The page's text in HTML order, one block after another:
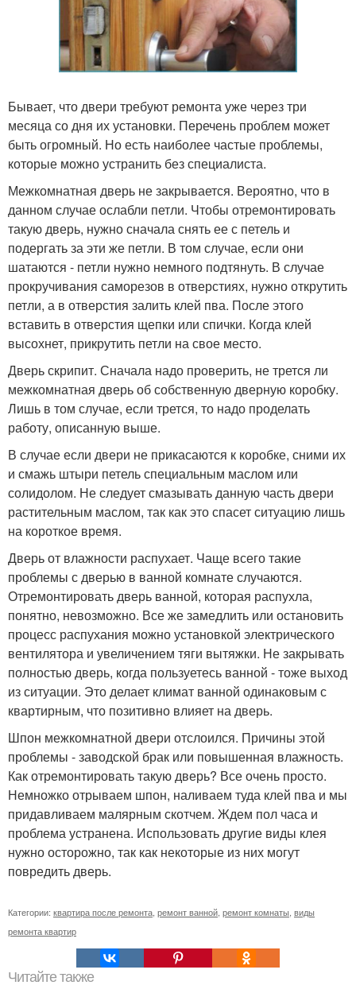
Бывает, что двери требуют ремонта уже через три
месяца со дня их установки. Перечень проблем может
быть огромный. Но есть наиболее частые проблемы,
которые можно устранить без специалиста.
Межкомнатная дверь не закрывается. Вероятно, что в
данном случае ослабли петли. Чтобы отремонтировать
такую дверь, нужно сначала снять ее с петель и
подергать за эти же петли. В том случае, если они
шатаются - петли нужно немного подтянуть. В случае
прокручивания саморезов в отверстиях, нужно открутить
петли, а в отверстия залить клей пва. После этого
вставить в отверстия щепки или спички. Когда клей
высохнет, прикрутить петли на свое место.
Дверь скрипит. Сначала надо проверить, не трется ли
межкомнатная дверь об собственную дверную коробку.
Лишь в том случае, если трется, то надо проделать
работу, описанную выше.
В случае если двери не прикасаются к коробке, сними их
и смажь штыри петель специальным маслом или
солидолом. Не следует смазывать данную часть двери
растительным маслом, так как это спасет ситуацию лишь
на короткое время.
Дверь от влажности распухает. Чаще всего такие
проблемы с дверью в ванной комнате случаются.
Отремонтировать дверь ванной, которая распухла,
понятно, невозможно. Все же замедлить или остановить
процесс распухания можно установкой электрического
вентилятора и увеличением тяги вытяжки. Не закрывать
полностью дверь, когда пользуетесь ванной - тоже выход
из ситуации. Это делает климат ванной одинаковым с
квартирным, что позитивно влияет на дверь.
Шпон межкомнатной двери отслоился. Причины этой
проблемы - заводской брак или повышенная влажность.
Как отремонтировать такую дверь? Все очень просто.
Немножко отрываем шпон, наливаем туда клей пва и мы
придавливаем малярным скотчем. Ждем пол часа и
проблема устранена. Использовать другие виды клея
нужно осторожно, так как некоторые из них могут
повредить дверь.
Категории: квартира после ремонта, ремонт ванной, ремонт комнаты, виды
ремонта квартир
Читайте также